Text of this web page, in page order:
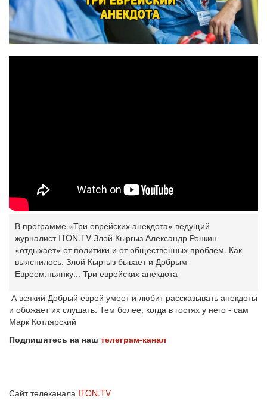
В программе «Три еврейских анекдота» ведущий
журналист ITON.TV Злой Кыргыз Александр Ронкин
«отдыхает» от политики и от общественных проблем. Как
выяснилось, Злой Кыргыз бывает и Добрым
Евреем.пьянку... Три еврейских анекдота
А всякий Добрый еврей умеет и любит рассказывать анекдоты
и обожает их слушать. Тем более, когда в гостях у него - сам
Марк Котлярский
Подпишитесь на наш телеграм-канал
Сайт телеканала ITON.TV